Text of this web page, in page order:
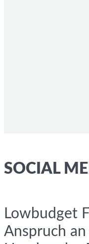
SOCIAL
Lowbudget
Anspruch